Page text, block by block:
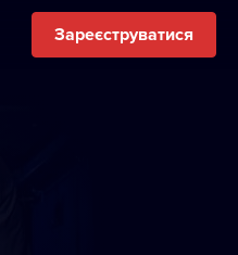
Зареєструватися